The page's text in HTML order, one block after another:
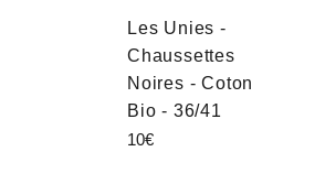
Les Unies -
Chaussettes
Noires - Coton
Bio - 36/41
Prix
10€